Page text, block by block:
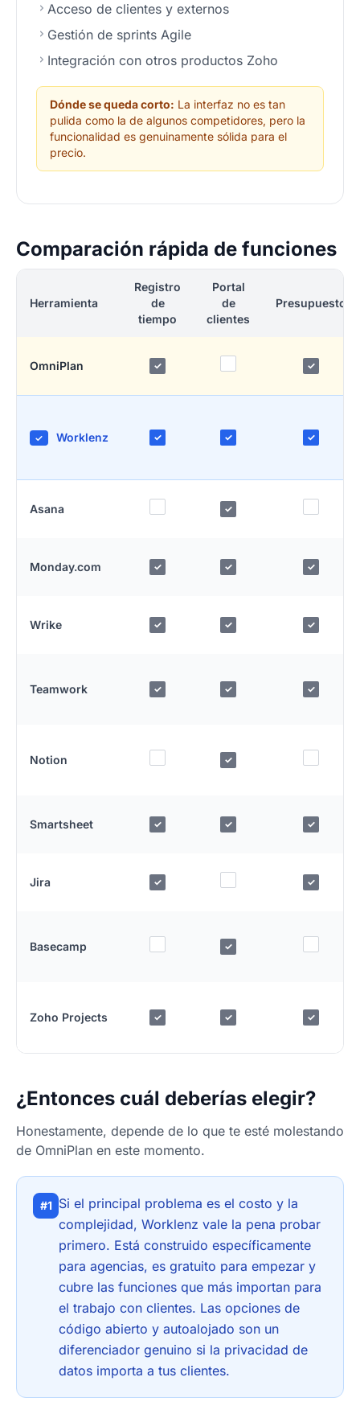
Acceso de clientes y externos
Gestión de sprints Agile
Integración con otros productos Zoho
Dónde se queda corto: La interfaz no es tan
pulida como la de algunos competidores, pero la
funcionalidad es genuinamente sólida para el
precio.
Comparación rápida de funciones
Herramienta
Registro
de
tiempo
Portal
de
clientes
Presupuesto
OmniPlan ✓ ✓
✓ Worklenz ✓ ✓ ✓
Asana ✓
Monday.com ✓ ✓ ✓
Wrike ✓ ✓ ✓
Teamwork ✓ ✓ ✓
Notion ✓
Smartsheet ✓ ✓ ✓
Jira ✓ ✓
Basecamp ✓
Zoho Projects ✓ ✓ ✓
¿Entonces cuál deberías elegir?
Honestamente, depende de lo que te esté molestando
de OmniPlan en este momento.
#1 Si el principal problema es el costo y la
complejidad, Worklenz vale la pena probar
primero. Está construido específicamente
para agencias, es gratuito para empezar y
cubre las funciones que más importan para
el trabajo con clientes. Las opciones de
código abierto y autoalojado son un
diferenciador genuino si la privacidad de
datos importa a tus clientes.